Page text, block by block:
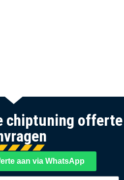
chiptuning offerte
aan via WhatsApp